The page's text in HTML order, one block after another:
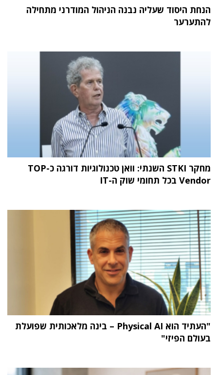
הנחת היסוד שעליה נבנה הניהול המודרני מתחילה
להתערער
מחקר STKI השנתי: וואן טכנולוגיות דורגה כ-TOP
Vendor בכל תחומי שוק ה-IT
"העתיד הוא Physical AI – בינה מלאכותית שפועלת
בעולם הפיזי"